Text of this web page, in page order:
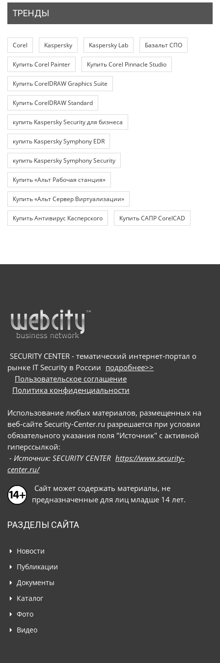
ТРЕНДЫ
Corel Kaspersky Kaspersky Lab Базальт СПО
Купить Corel Painter Купить Corel Pinnacle Studio
Купить CorelDRAW Graphics Suite
Купить CorelDRAW Standard
купить Kaspersky Security для бизнеса
купить Kaspersky Symphony EDR
купить Kaspersky Symphony Security
Купить «Альт Рабочая станция»
Купить «Альт Сервер Виртуализации»
Купить Антивирус Касперского Купить САПР CorelCAD
SECURITY CENTER - тематический интернет-портал о
рынке IT Security в России подробнее>>
Пользовательское соглашение
Политика конфиденциальности
Использование любых материалов, размещенных на
веб-сайте Security-Center.ru разрешается при условии
обязательного указания поля "Источник" с активной
гиперссылкой:
- Источник: SECURITY CENTER https://www.security-
center.ru/
Сайт может содержать материалы, не
предназначенные для лиц младше 14 лет.
РАЗДЕЛЫ САЙТА
Новости
Публикации
Документы
Каталог
Фото
Видео